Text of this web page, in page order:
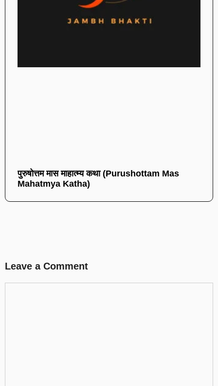
पुरुषोत्तम मास माहात्म्य कथा (Purushottam Mas
Mahatmya Katha)
Leave a Comment